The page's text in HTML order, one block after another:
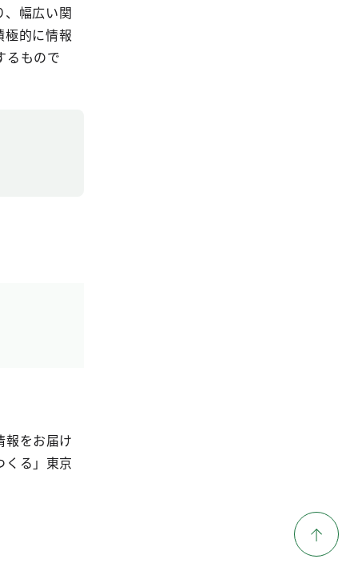
、幅広い関
極的に情報
るもので
報をお届け
くる」東京